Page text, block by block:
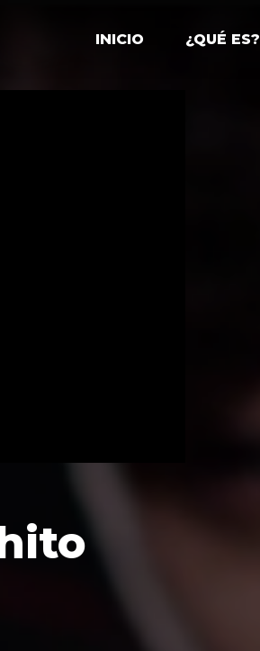
INICIO ¿QUÉ ES?